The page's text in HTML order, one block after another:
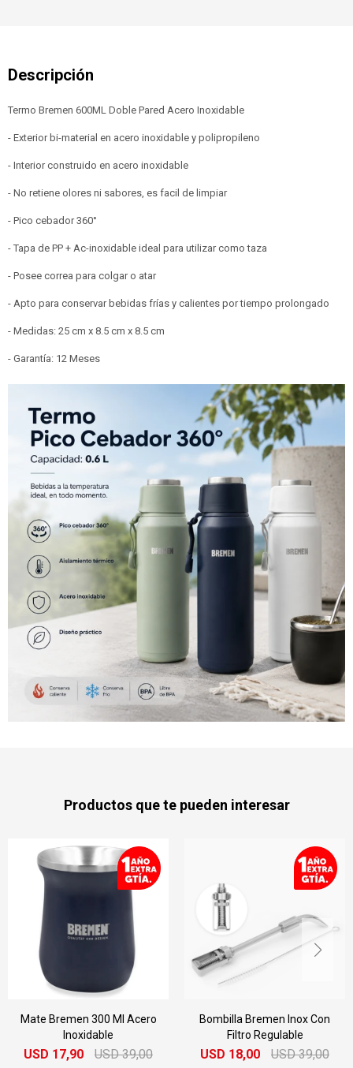
Termo Bremen 600ML Doble Pared Acero Inoxidable
- Exterior bi-material en acero inoxidable y polipropileno
- Interior construido en acero inoxidable
- No retiene olores ni sabores, es facil de limpiar
- Pico cebador 360°
- Tapa de PP + Ac-inoxidable ideal para utilizar como taza
- Posee correa para colgar o atar
- Apto para conservar bebidas frías y calientes por tiempo prolongado
- Medidas: 25 cm x 8.5 cm x 8.5 cm
- Garantía: 12 Meses
Productos que te pueden interesar
Mate Bremen 300 Ml Acero
Inoxidable
USD 17,90 USD 39,00
Bombilla Bremen Inox Con
Filtro Regulable
USD 18,00 USD 39,00